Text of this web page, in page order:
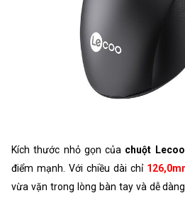
Kích thước nhỏ gọn của chuột
điểm mạnh. Với chiều dài chỉ
vừa vặn trong lòng bàn tay và dễ